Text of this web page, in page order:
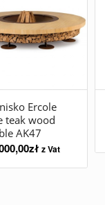
Ercole
teak wood
AK47
zł z Vat